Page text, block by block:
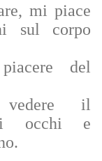
mi piace
sul corpo
del
il
occhi e